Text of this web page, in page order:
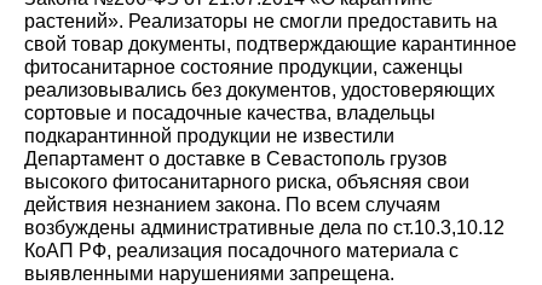
растений». Реализаторы не смогли предоставить на
свой товар документы, подтверждающие карантинное
фитосанитарное состояние продукции, саженцы
реализовывались без документов, удостоверяющих
сортовые и посадочные качества, владельцы
подкарантинной продукции не известили
Департамент о доставке в Севастополь грузов
высокого фитосанитарного риска, объясняя свои
действия незнанием закона. По всем случаям
возбуждены административные дела по ст.10.3,10.12
КоАП РФ, реализация посадочного материала с
выявленными нарушениями запрещена.